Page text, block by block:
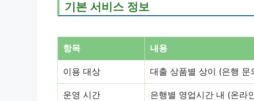
기본 서비스 정보
항목 내용
이용 대상 대출 상품별 상이 (은행 문
운영 시간 은행별 영업시간 내 (온라